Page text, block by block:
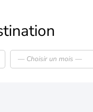
— Choisir un mois —